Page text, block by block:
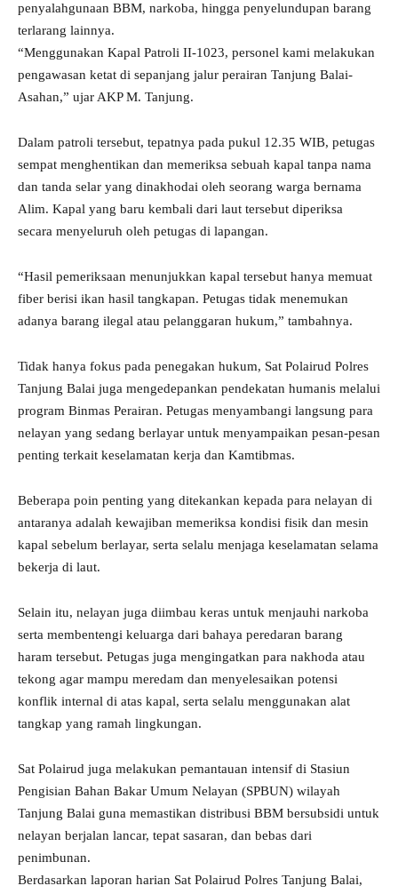
penyalahgunaan BBM, narkoba, hingga penyelundupan barang
terlarang lainnya.
“Menggunakan Kapal Patroli II-1023, personel kami melakukan
pengawasan ketat di sepanjang jalur perairan Tanjung Balai-
Asahan,” ujar AKP M. Tanjung.
Dalam patroli tersebut, tepatnya pada pukul 12.35 WIB, petugas
sempat menghentikan dan memeriksa sebuah kapal tanpa nama
dan tanda selar yang dinakhodai oleh seorang warga bernama
Alim. Kapal yang baru kembali dari laut tersebut diperiksa
secara menyeluruh oleh petugas di lapangan.
“Hasil pemeriksaan menunjukkan kapal tersebut hanya memuat
fiber berisi ikan hasil tangkapan. Petugas tidak menemukan
adanya barang ilegal atau pelanggaran hukum,” tambahnya.
Tidak hanya fokus pada penegakan hukum, Sat Polairud Polres
Tanjung Balai juga mengedepankan pendekatan humanis melalui
program Binmas Perairan. Petugas menyambangi langsung para
nelayan yang sedang berlayar untuk menyampaikan pesan-pesan
penting terkait keselamatan kerja dan Kamtibmas.
Beberapa poin penting yang ditekankan kepada para nelayan di
antaranya adalah kewajiban memeriksa kondisi fisik dan mesin
kapal sebelum berlayar, serta selalu menjaga keselamatan selama
bekerja di laut.
Selain itu, nelayan juga diimbau keras untuk menjauhi narkoba
serta membentengi keluarga dari bahaya peredaran barang
haram tersebut. Petugas juga mengingatkan para nakhoda atau
tekong agar mampu meredam dan menyelesaikan potensi
konflik internal di atas kapal, serta selalu menggunakan alat
tangkap yang ramah lingkungan.
Sat Polairud juga melakukan pemantauan intensif di Stasiun
Pengisian Bahan Bakar Umum Nelayan (SPBUN) wilayah
Tanjung Balai guna memastikan distribusi BBM bersubsidi untuk
nelayan berjalan lancar, tepat sasaran, dan bebas dari
penimbunan.
Berdasarkan laporan harian Sat Polairud Polres Tanjung Balai,